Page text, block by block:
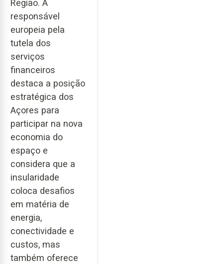
Região. A
responsável
europeia pela
tutela dos
serviços
financeiros
destaca a posição
estratégica dos
Açores para
participar na nova
economia do
espaço e
considera que a
insularidade
coloca desafios
em matéria de
energia,
conectividade e
custos, mas
também oferece